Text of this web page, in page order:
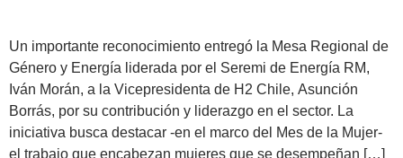
Un importante reconocimiento entregó la Mesa Regional de
Género y Energía liderada por el Seremi de Energía RM,
Iván Morán, a la Vicepresidenta de H2 Chile, Asunción
Borrás, por su contribución y liderazgo en el sector. La
iniciativa busca destacar -en el marco del Mes de la Mujer-
el trabajo que encabezan mujeres que se desempeñan […]